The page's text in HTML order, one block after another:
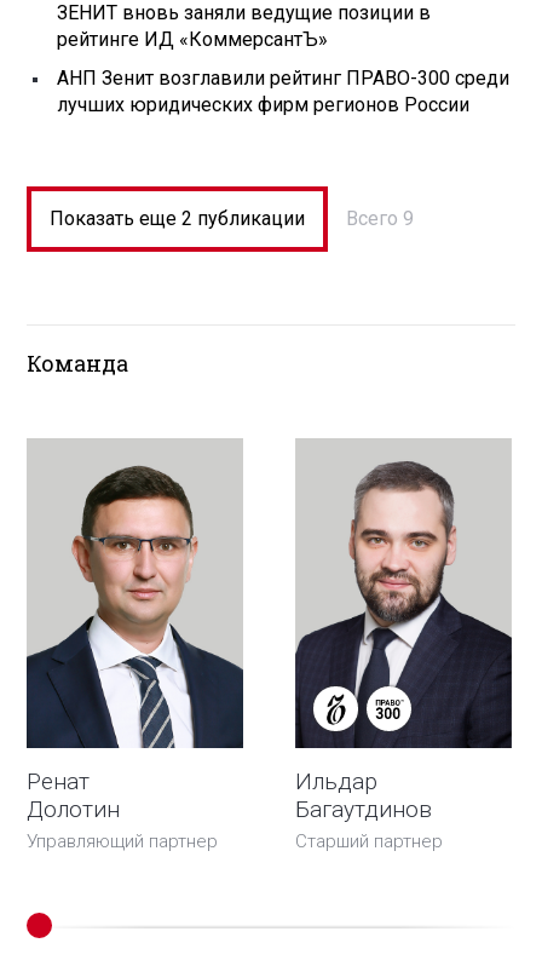
ЗЕНИТ вновь заняли ведущие позиции в
рейтинге ИД «КоммерсантЪ»
АНП Зенит возглавили рейтинг ПРАВО-300 среди
лучших юридических фирм регионов России
Показать еще 2 публикации Всего 9
Команда
Ренат
Долотин
Управляющий партнер
Ильдар
Багаутдинов
Старший партнер